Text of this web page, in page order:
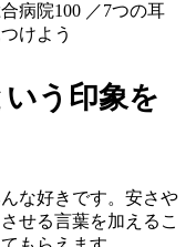
病院100 ／7つの耳
けよう
いう印象を
な好きです。安さや
せる言葉を加えるこ